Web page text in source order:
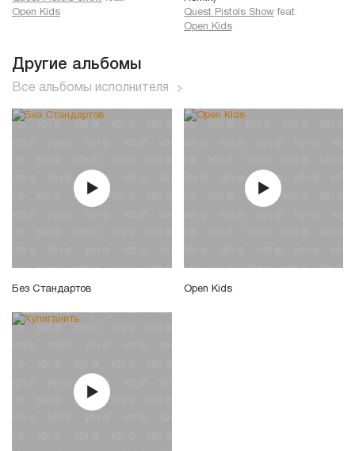
Open Kids
Quest Pistols Show feat.
Open Kids
Другие альбомы
Все альбомы исполнителя
Без Стандартов Open Kids